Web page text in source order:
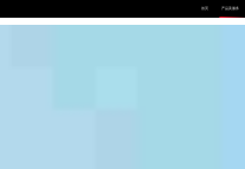
首页 产品及服务